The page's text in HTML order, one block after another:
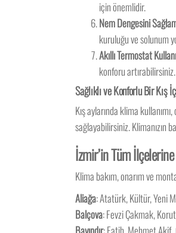
için önemlidir.
Nem Dengesini
kuruluğu ve solunum
Akıllı Termostat
konforu artırabilirsiniz.
Sağlıklı ve Konforlu Bir Kış
Kış aylarında klima
sağlayabilirsiniz. Klimanızın
İzmir’in Tüm
Klima bakım, onarım ve
Aliağa: Atatürk, Kültür, Yeni
Balçova: Fevzi Çakmak,